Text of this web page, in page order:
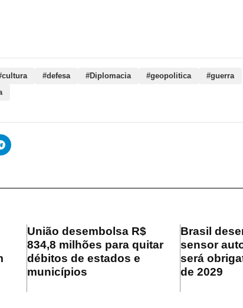
#defesa #Diplomacia #geopolitica
#guerra
União desembolsa R$
834,8 milhões para quitar
débitos de estados e
municípios
Brasil
sensor
será
de 2029